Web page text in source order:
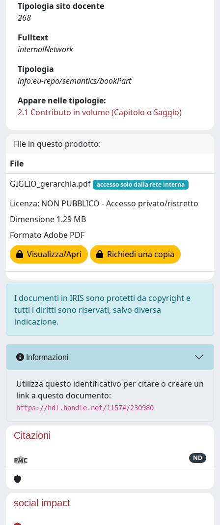
Tipologia sito docente
268
Fulltext
internalNetwork
Tipologia
info:eu-repo/semantics/bookPart
Appare nelle tipologie:
2.1 Contributo in volume (Capitolo o Saggio)
File in questo prodotto:
File
GIGLIO_gerarchia.pdf
accesso solo dalla rete interna
Licenza: NON PUBBLICO - Accesso privato/ristretto
Dimensione 1.29 MB
Formato Adobe PDF
Visualizza/Apri
Richiedi una copia
I documenti in IRIS sono protetti da copyright e
tutti i diritti sono riservati, salvo diversa
indicazione.
Informazioni
Utilizza questo identificativo per citare o creare un
link a questo documento:
https://hdl.handle.net/11574/230980
Citazioni
ND
social impact